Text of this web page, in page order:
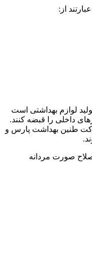
از:
لوازم بهداشتی است
داخلی را قبضه کنند.
طنین بهداشت پارس و
صورت مردانه